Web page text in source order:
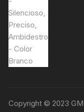
Copyright © 2023